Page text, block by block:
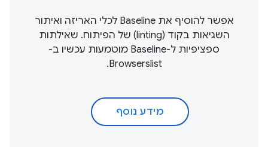
אפשר להוסיף את Baseline לכלי האריזה ואיתור
השגיאות בקוד (linting) של הפיתוח. שאילתות
ספציפיות ל-Baseline מוטמעות עכשיו ב-
Browserslist.
מידע נוסף